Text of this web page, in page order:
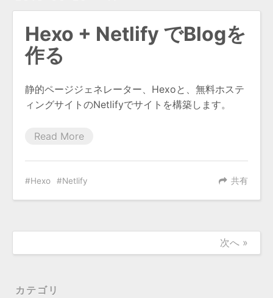
Hexo + Netlify でBlogを
作る
静的ページジェネレーター、Hexoと、無料ホステ
ィングサイトのNetlifyでサイトを構築します。
Read More
共有
Hexo Netlify
次へ »
カテゴリ